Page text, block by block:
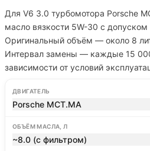
Для V6 3.0 турбомотора Porsche
масло вязкости 5W-30 с
Оригинальный объём — около 8
Интервал замены — каждые 15
зависимости от условий
ДВИГАТЕЛЬ
Porsche MCT.MA
ОБЪЁМ МАСЛА, Л
~8.0 (с фильтром)